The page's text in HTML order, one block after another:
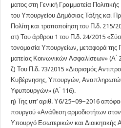
ματος στη Γενική Γραμματεία
του Υπουργείου Δημόσιας Τάξης και
Πολίτη και τροποποίηση του Π.δ. 215/
στ) Του άρθρου 1 του Π.δ. 24/2015
τονομασία Υπουργείων, μεταφορά της
ματείας Κοινωνικών Ασφαλίσεων» (Α
ζ) Του Π.δ. 73/2015 «Διορισμός
Κυβέρνησης, Υπουργών,
Υφυπουργών» (Α ́ 116).
η) Της υπ’ αριθ. Υ6/25−09−2016
πουργού «Ανάθεση αρμοδιοτήτων
Υπουργό Εσωτερικών και Διοικητικής